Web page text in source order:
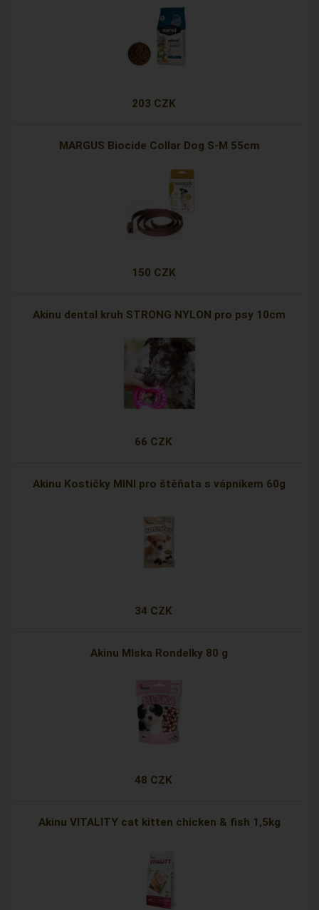
203 CZK
MARGUS Biocide Collar Dog S-M 55cm
150 CZK
Akinu dental kruh STRONG NYLON pro psy 10cm
66 CZK
Akinu Kostičky MINI pro štěňata s vápníkem 60g
34 CZK
Akinu Mlska Rondelky 80 g
48 CZK
Akinu VITALITY cat kitten chicken & fish 1,5kg